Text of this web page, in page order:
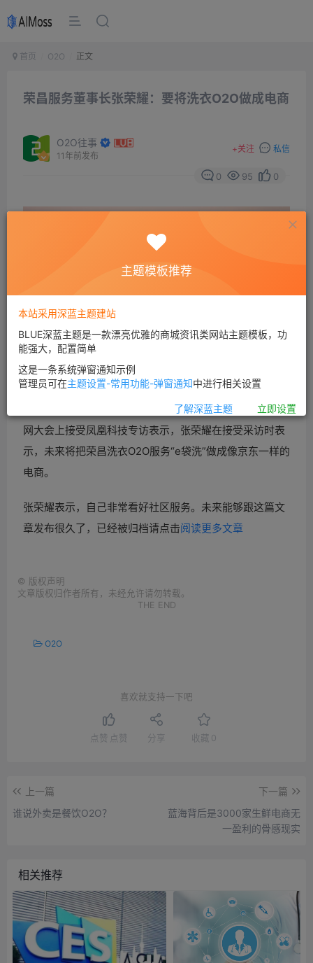
首页 O2O 正文
荣昌服务董事长张荣耀：要将洗衣O2O做成电商
O2O往事
11年前发布
+关注 私信
0 95 0
8月26日消息，荣昌服务董事长张荣耀在今日举行的互联
网大会上接受凤凰科技专访表示，张荣耀在接受采访时表
示，未来将把荣昌洗衣O2O服务“e袋洗”做成像京东一样的
电商。
张荣耀表示，自己非常看好社区服务。未来能够跟这篇文
章发布很久了，已经被归档请点击阅读更多文章
© 版权声明
文章版权归作者所有，未经允许请勿转载。
THE END
O2O
喜欢就支持一下吧
点赞 点赞 分享 收藏 0
上一篇
谁说外卖是餐饮O2O？
下一篇
蓝海背后是3000家生鲜电商无
一盈利的骨感现实
相关推荐
主题模板推荐
本站采用深蓝主题建站
BLUE深蓝主题是一款漂亮优雅的商城资讯类网站主题模板，功
能强大，配置简单
这是一条系统弹窗通知示例
管理员可在主题设置-常用功能-弹窗通知中进行相关设置
了解深蓝主题 立即设置